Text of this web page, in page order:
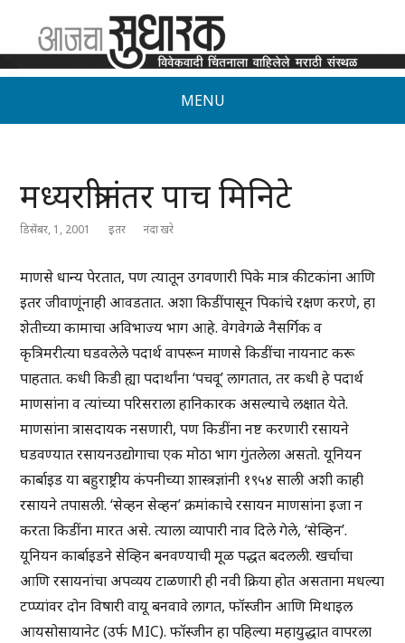
MENU
मध्यरात्रीनंतर पाच मिनिटे
डिसेंबर, 1, 2001 इतर नंदा खरे
माणसे धान्य पेरतात, पण त्यातून उगवणारी पिके मात्र कीटकांना आणि
इतर जीवाणूंनाही आवडतात. अशा किडींपासून पिकांचे रक्षण करणे, हा
शेतीच्या कामाचा अविभाज्य भाग आहे. वेगवेगळे नैसर्गिक व
कृत्रिमरीत्या घडवलेले पदार्थ वापरून माणसे किडींचा नायनाट करू
पाहतात. कधी किडी ह्या पदार्थांना ‘पचवू’ लागतात, तर कधी हे पदार्थ
माणसांना व त्यांच्या परिसराला हानिकारक असल्याचे लक्षात येते.
माणसांना त्रासदायक नसणारी, पण किडींना नष्ट करणारी रसायने
घडवण्यात रसायनउद्योगाचा एक मोठा भाग गुंतलेला असतो. यूनियन
कार्बाइड या बहुराष्ट्रीय कंपनीच्या शास्त्रज्ञांनी १९५४ साली अशी काही
रसायने तपासली. ‘सेव्हन सेव्हन’ क्रमांकाचे रसायन माणसांना इजा न
करता किडींना मारत असे. त्याला व्यापारी नाव दिले गेले, ‘सेव्हिन’.
यूनियन कार्बाइडने सेव्हिन बनवण्याची मूळ पद्धत बदलली. खर्चाचा
आणि रसायनांचा अपव्यय टाळणारी ही नवी क्रिया होत असताना मधल्या
टप्प्यांवर दोन विषारी वायू बनवावे लागत, फॉस्जीन आणि मिथाइल
आयसोसायानेट (उर्फ MIC). फॉस्जीन हा पहिल्या महायुद्धात वापरला